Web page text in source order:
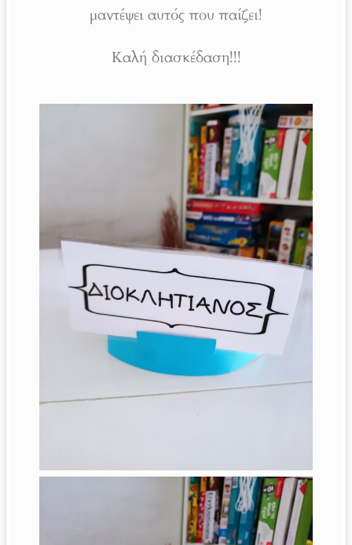
μαντέψει αυτός που παίζει!
Καλή διασκέδαση!!!